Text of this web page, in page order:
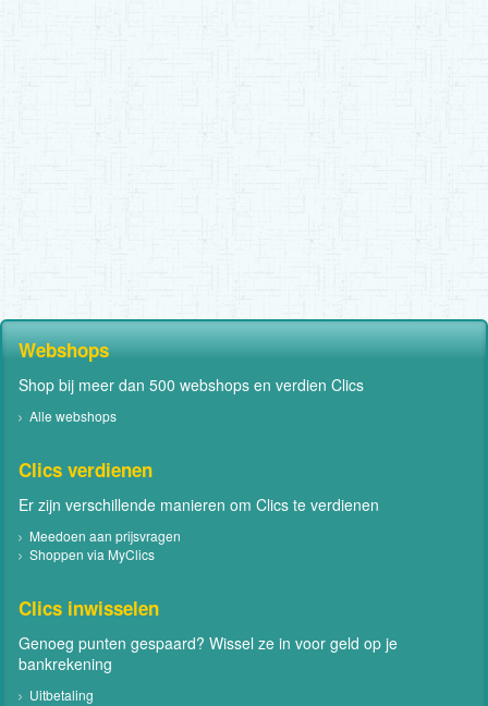
Webshops
Shop bij meer dan 500 webshops en verdien Clics
Alle webshops
Clics verdienen
Er zijn verschillende manieren om Clics te verdienen
Meedoen aan prijsvragen
Shoppen via MyClics
Clics inwisselen
Genoeg punten gespaard? Wissel ze in voor geld op je
bankrekening
Uitbetaling